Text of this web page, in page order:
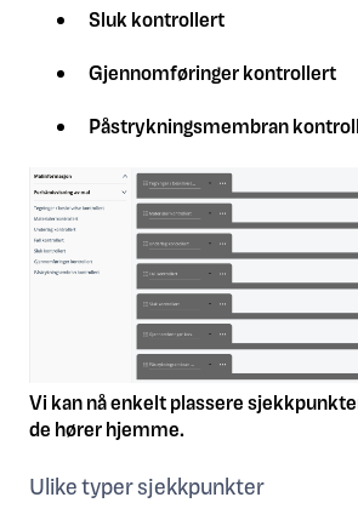
Sluk kontrollert
Gjennomføringer kontrollert
Påstrykningsmembran
Vi kan nå enkelt plassere
de hører hjemme.
Ulike typer sjekkpunkter